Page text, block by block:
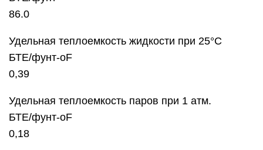
86.0
Удельная теплоемкость жидкости при 25°С
БТЕ/фунт-oF
0,39
Удельная теплоемкость паров при 1 атм.
БТЕ/фунт-oF
0,18